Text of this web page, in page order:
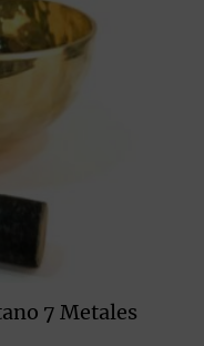
7 Metales